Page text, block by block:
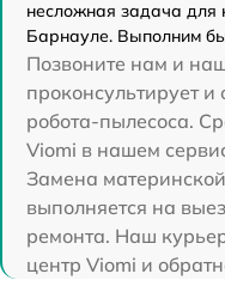
несложная задача для
Барнауле. Выполним
Позвоните нам и
проконсультирует и
робота-пылесоса.
Viomi в нашем
Замена
выполняется на
ремонта. Наш
центр Viomi и